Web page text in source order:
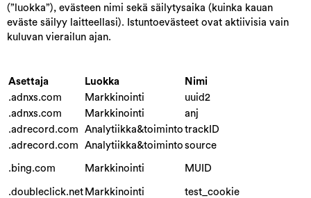
(”luokka”), evästeen nimi sekä säilytysaika (kuinka kauan
eväste säilyy laitteellasi). Istuntoevästeet ovat aktiivisia vain
kuluvan vierailun ajan.
Asettaja Luokka
Nimi
.adnxs.com
Markkinointi
uuid2
.adnxs.com
Markkinointi
anj
.adrecord.com
Analytiikka&toiminto trackID
.adrecord.com
Analytiikka&toiminto source
.bing.com Markkinointi MUID
.doubleclick.net Markkinointi test_cookie